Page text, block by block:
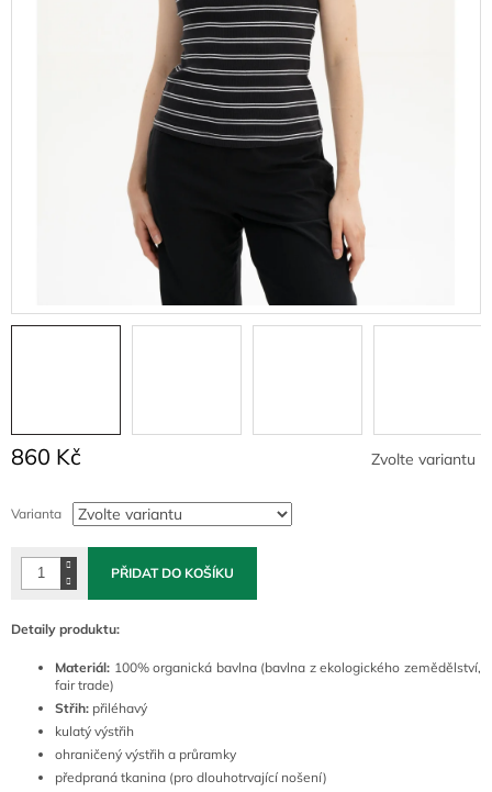
860 Kč
cena:
Zvolte variantu
Varianta
PŘIDAT DO KOŠÍKU
Detaily produktu:
Materiál: 100% organická bavlna (bavlna z ekologického zemědělství,
fair trade)
Střih: přiléhavý
kulatý výstřih
ohraničený výstřih a průramky
předpraná tkanina (pro dlouhotrvající nošení)